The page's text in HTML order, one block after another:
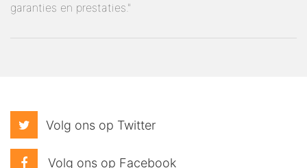
garanties en prestaties."
Volg ons op Twitter
Volg ons op Facebook